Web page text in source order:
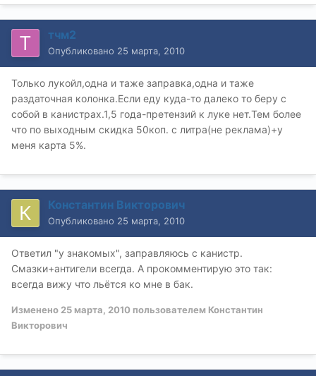
тчм2
Опубликовано 25 марта, 2010
Только лукойл,одна и таже заправка,одна и таже
раздаточная колонка.Если еду куда-то далеко то беру с
собой в канистрах.1,5 года-претензий к луке нет.Тем более
что по выходным скидка 50коп. с литра(не реклама)+у
меня карта 5%.
Константин Викторович
Опубликовано 25 марта, 2010
Ответил "у знакомых", заправляюсь с канистр.
Смазки+антигели всегда. А прокомментирую это так:
всегда вижу что льётся ко мне в бак.
Изменено 25 марта, 2010 пользователем Константин
Викторович